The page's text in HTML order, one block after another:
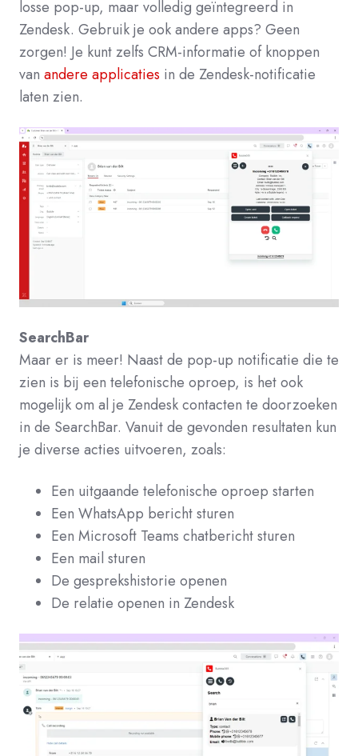
losse pop-up, maar volledig geïntegreerd in
Zendesk. Gebruik je ook andere apps? Geen
zorgen! Je kunt zelfs CRM-informatie of knoppen
van andere applicaties in de Zendesk-notificatie
laten zien.
SearchBar
Maar er is meer! Naast de pop-up notificatie die te
zien is bij een telefonische oproep, is het ook
mogelijk om al je Zendesk contacten te doorzoeken
in de SearchBar. Vanuit de gevonden resultaten kun
je diverse acties uitvoeren, zoals:
Een uitgaande telefonische oproep starten
Een WhatsApp bericht sturen
Een Microsoft Teams chatbericht sturen
Een mail sturen
De gesprekshistorie openen
De relatie openen in Zendesk